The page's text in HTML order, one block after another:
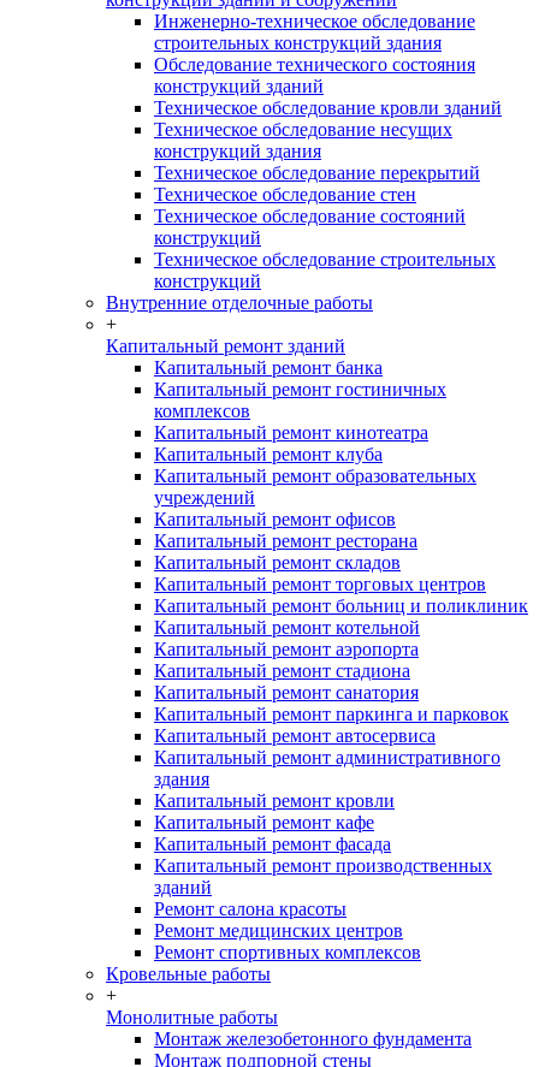
Инженерно-техническое обследование
строительных конструкций здания
Обследование технического состояния
конструкций зданий
Техническое обследование кровли зданий
Техническое обследование несущих
конструкций здания
Техническое обследование перекрытий
Техническое обследование стен
Техническое обследование состояний
конструкций
Техническое обследование строительных
конструкций
Внутренние отделочные работы
+
Капитальный ремонт зданий
Капитальный ремонт банка
Капитальный ремонт гостиничных
комплексов
Капитальный ремонт кинотеатра
Капитальный ремонт клуба
Капитальный ремонт образовательных
учреждений
Капитальный ремонт офисов
Капитальный ремонт ресторана
Капитальный ремонт складов
Капитальный ремонт торговых центров
Капитальный ремонт больниц и поликлиник
Капитальный ремонт котельной
Капитальный ремонт аэропорта
Капитальный ремонт стадиона
Капитальный ремонт санатория
Капитальный ремонт паркинга и парковок
Капитальный ремонт автосервиса
Капитальный ремонт административного
здания
Капитальный ремонт кровли
Капитальный ремонт кафе
Капитальный ремонт фасада
Капитальный ремонт производственных
зданий
Ремонт салона красоты
Ремонт медицинских центров
Ремонт спортивных комплексов
Кровельные работы
+
Монолитные работы
Монтаж железобетонного фундамента
Монтаж подпорной стены